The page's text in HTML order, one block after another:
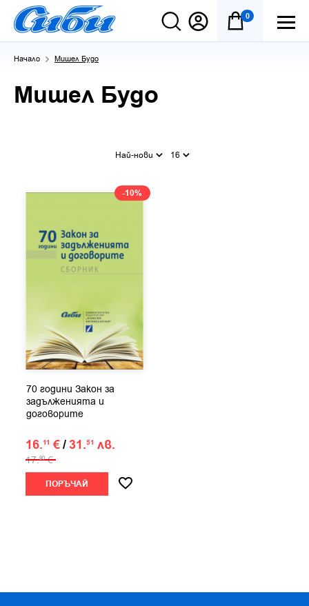
0
Начало Мишел Будо
Мишел Будо
Най-нови 16
-10%
70 години Закон за
задълженията и
договорите
16.11 €/31.51 лв.
17.90 €
ПОРЪЧАЙ